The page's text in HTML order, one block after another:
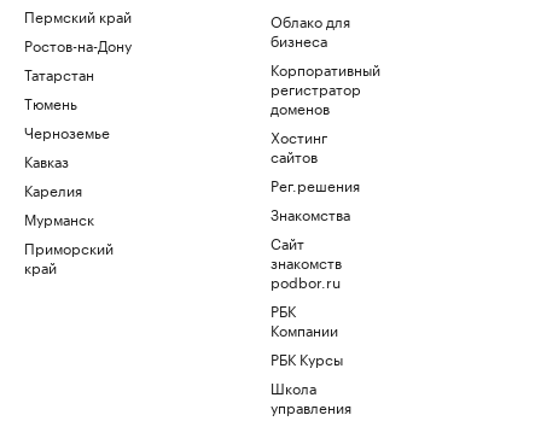
Пермский край
Ростов-на-Дону
Татарстан
Тюмень
Черноземье
Кавказ
Карелия
Мурманск
Приморский
край
Облако для
бизнеса
Корпоративный
регистратор
доменов
Хостинг
сайтов
Рег.решения
Знакомства
Сайт
знакомств
podbor.ru
РБК
Компании
РБК Курсы
Школа
управления